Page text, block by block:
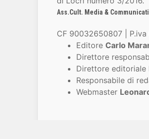
Ass.Cult. Media &
CF 90032650807 |
Editore Carlo
Direttore
Direttore editoriale
Responsabile di
Webmaster